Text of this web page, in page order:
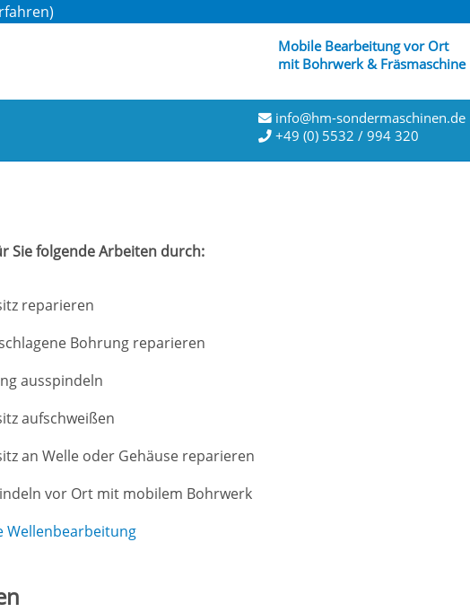
)
Mobile Bearbeitung vor Ort
mit Bohrwerk & Fräsmaschine
info@hm-sondermaschinen.de
+49 (0) 5532 / 994 320
Sie folgende Arbeiten durch:
reparieren
Bohrung reparieren
ausspindeln
aufschweißen
an Welle oder Gehäuse reparieren
vor Ort mit mobilem Bohrwerk
Wellenbearbeitung